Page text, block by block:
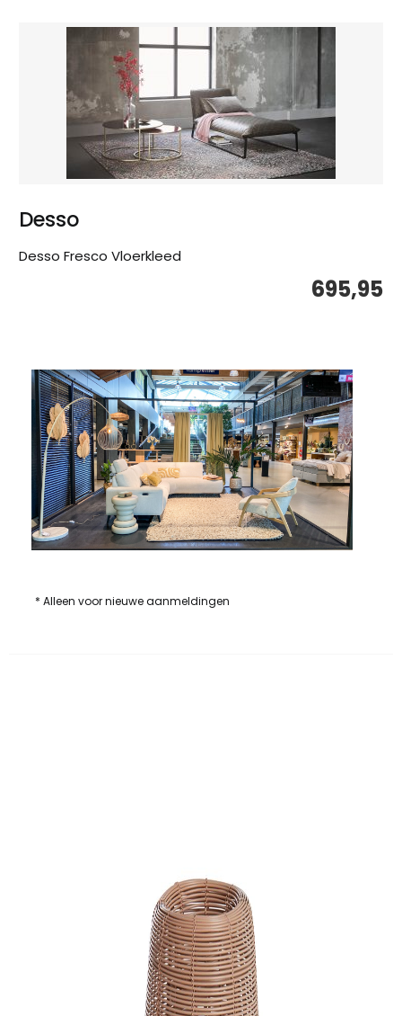
Desso
Desso Fresco Vloerkleed
695,95
* Alleen voor nieuwe aanmeldingen